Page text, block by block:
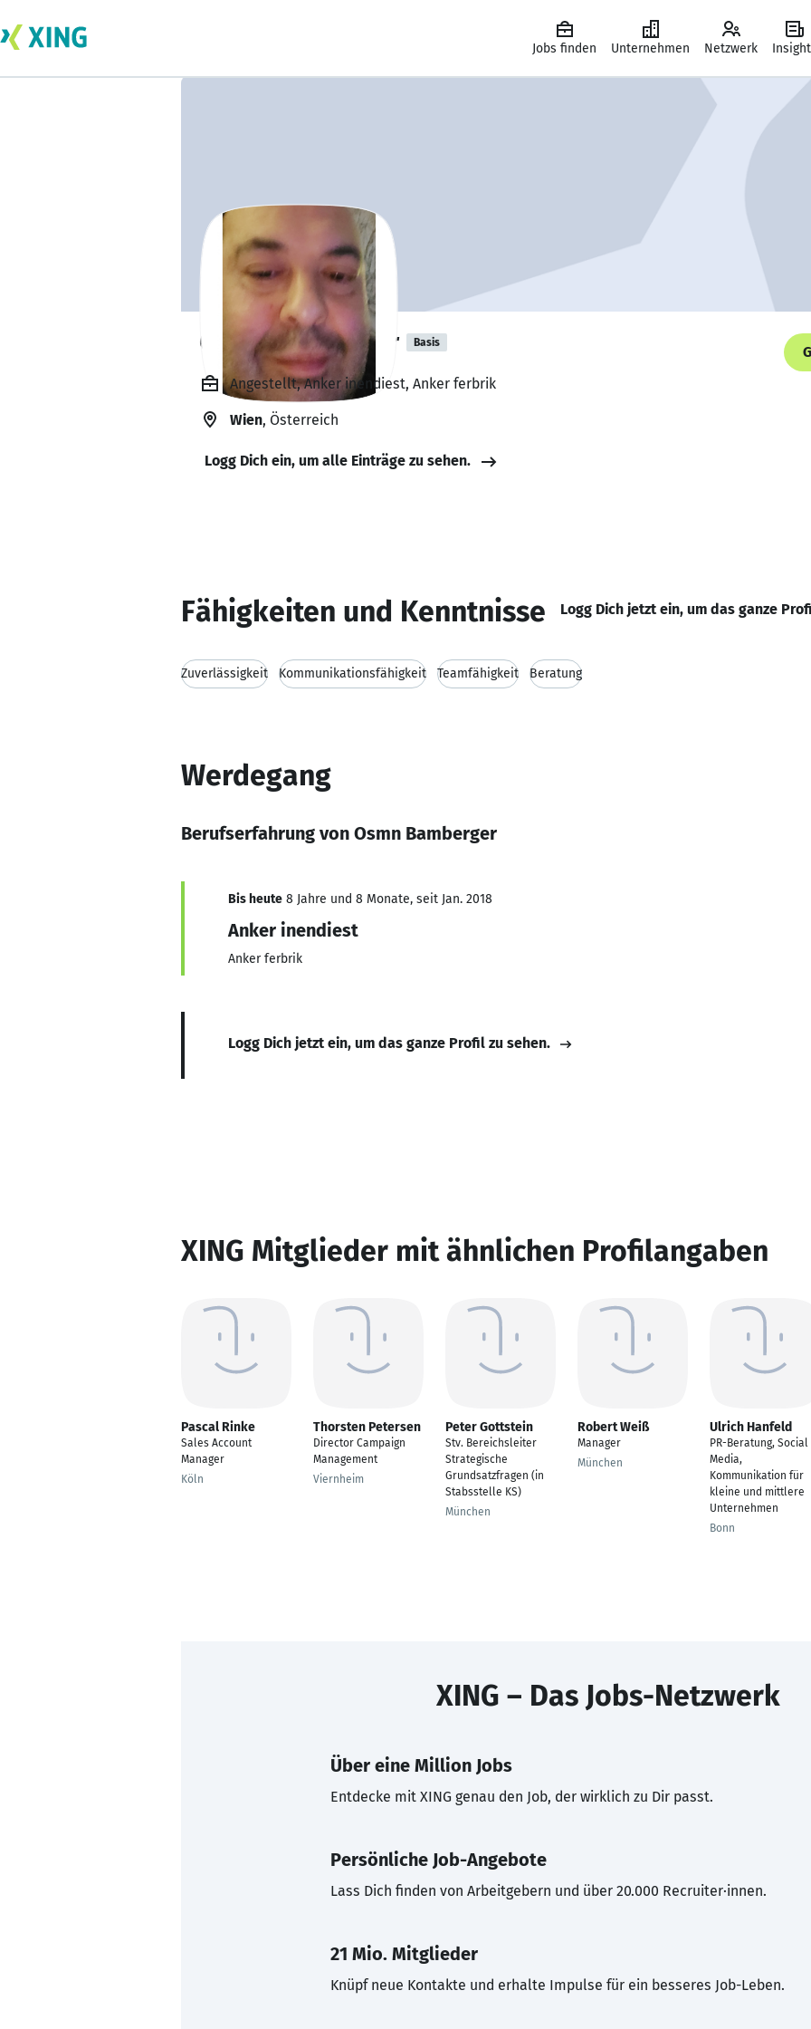
Jobs finden Unternehmen Netzwerk
Osmn Bamberger Basis
Angestellt, Anker inendiest, Anker ferbrik
Wien, Österreich
Logg Dich ein, um alle Einträge zu sehen.
Fähigkeiten und Kenntnisse Logg Dich jetzt ein, um das ganze
Zuverlässigkeit Kommunikationsfähigkeit Teamfähigkeit Beratung
Werdegang
Berufserfahrung von Osmn Bamberger
Bis heute 8 Jahre und 8 Monate, seit Jan. 2018
Anker inendiest
Anker ferbrik
Logg Dich jetzt ein, um das ganze Profil zu sehen.
XING Mitglieder mit ähnlichen Profilangaben
Pascal Rinke
Sales Account
Manager
Köln
Thorsten Petersen
Director Campaign
Management
Viernheim
Peter Gottstein
Stv. Bereichsleiter
Strategische
Grundsatzfragen (in
Stabsstelle KS)
München
Robert Weiß
Manager
München
Ulrich Hanfeld
PR-Beratung, Social
Media,
Kommunikation für
kleine und mittlere
Unternehmen
Bonn
XING – Das Jobs-Netzwerk
Über eine Million Jobs
Entdecke mit XING genau den Job, der wirklich zu Dir passt.
Persönliche Job-Angebote
Lass Dich finden von Arbeitgebern und über 20.000 Recruiter·innen.
21 Mio. Mitglieder
Knüpf neue Kontakte und erhalte Impulse für ein besseres Job-Leben.